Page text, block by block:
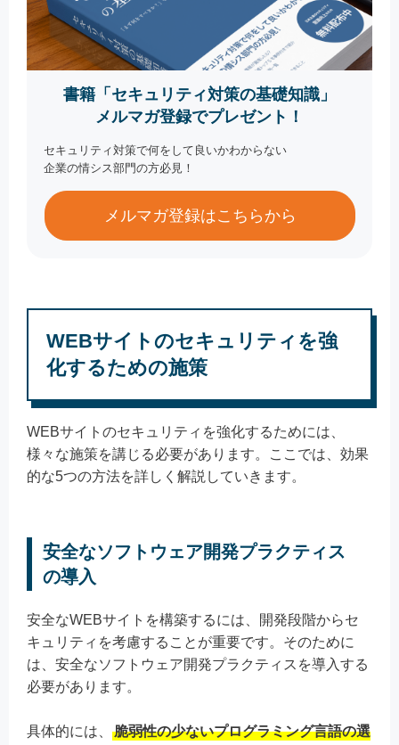
書籍「セキュリティ対策の基礎知識」
メルマガ登録でプレゼント！
セキュリティ対策で何をして良いかわからない
企業の情シス部門の方必見！
メルマガ登録はこちらから
WEBサイトのセキュリティを強
化するための施策
WEBサイトのセキュリティを強化するためには、
様々な施策を講じる必要があります。ここでは、効果
的な5つの方法を詳しく解説していきます。
安全なソフトウェア開発プラクティス
の導入
安全なWEBサイトを構築するには、開発段階からセ
キュリティを考慮することが重要です。そのために
は、安全なソフトウェア開発プラクティスを導入する
必要があります。
具体的には、
脆弱性の少ないプログラミング言語の選